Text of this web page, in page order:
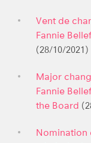
Vent de
Fannie
(28/10/2021)
Major
Fannie
the Board
Nomination